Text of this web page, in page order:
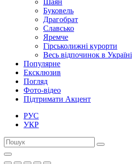
Шаян
Буковель
Драгобрат
Славсько
Яремче
Гірськолижні курорти
Весь відпочинок в Україні
Популярне
Ексклюзив
Погляд
Фото-відео
Підтримати Акцент
РУС
УКР